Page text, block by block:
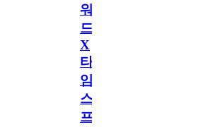
워
드
X
타
임
스
프